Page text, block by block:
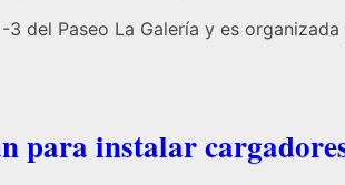
del Paseo La Galería y es
para instalar